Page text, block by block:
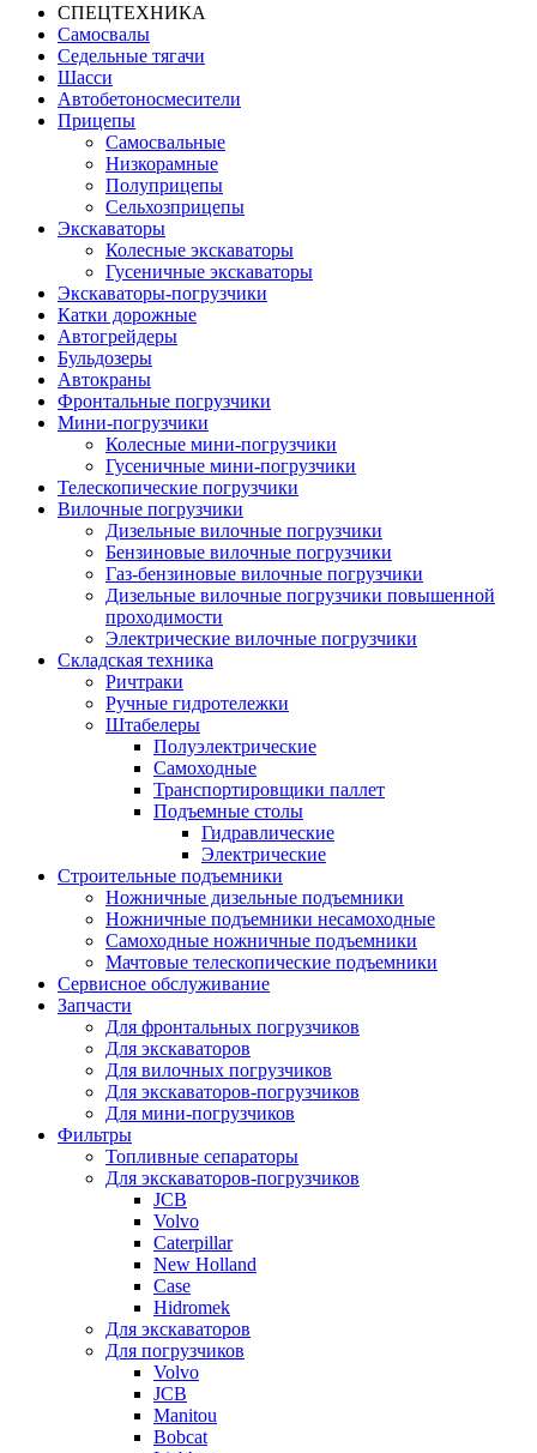
СПЕЦТЕХНИКА
Самосвалы
Седельные тягачи
Шасси
Автобетоно­смесители
Прицепы
Самосвальные
Низкорамные
Полуприцепы
Сельхозприцепы
Экскаваторы
Колесные экскаваторы
Гусеничные экскаваторы
Экскаваторы-погрузчики
Катки дорожные
Автогрейдеры
Бульдозеры
Автокраны
Фронтальные погрузчики
Мини-погрузчики
Колесные мини-погрузчики
Гусеничные мини-погрузчики
Телескопические погрузчики
Вилочные погрузчики
Дизельные вилочные погрузчики
Бензиновые вилочные погрузчики
Газ-бензиновые вилочные погрузчики
Дизельные вилочные погрузчики повышенной
проходимости
Электрические вилочные погрузчики
Складская техника
Ричтраки
Ручные гидротележки
Штабелеры
Полуэлектрические
Самоходные
Транспортировщики паллет
Подъемные столы
Гидравлические
Электрические
Строительные подъемники
Ножничные дизельные подъемники
Ножничные подъемники несамоходные
Самоходные ножничные подъемники
Мачтовые телескопические подъемники
Сервисное обслуживание
Запчасти
Для фронтальных погрузчиков
Для экскаваторов
Для вилочных погрузчиков
Для экскаваторов-погрузчиков
Для мини-погрузчиков
Фильтры
Топливные сепараторы
Для экскаваторов-погрузчиков
JCB
Volvo
Caterpillar
New Holland
Case
Hidromek
Для экскаваторов
Для погрузчиков
Volvo
JCB
Manitou
Bobcat